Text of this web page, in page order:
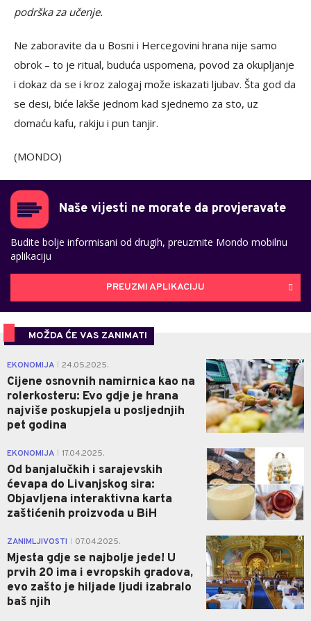
podrška za učenje.
Ne zaboravite da u Bosni i Hercegovini hrana nije samo
obrok – to je ritual, buduća uspomena, povod za okupljanje
i dokaz da se i kroz zalogaj može iskazati ljubav. Šta god da
se desi, biće lakše jednom kad sjednemo za sto, uz
domaću kafu, rakiju i pun tanjir.
(MONDO)
Naše vijesti ne morate da provjeravate
Budite bolje informisani od drugih, preuzmite Mondo mobilnu
aplikaciju
PREUZMI APLIKACIJU
MOŽDA ĆE VAS ZANIMATI
EKONOMIJA 24.05.2025.
Cijene osnovnih namirnica kao na
rolerkosteru: Evo gdje je hrana
najviše poskupjela u posljednjih
pet godina
0
EKONOMIJA 17.04.2025.
Od banjalučkih i sarajevskih
ćevapa do Livanjskog sira:
Objavljena interaktivna karta
zaštićenih proizvoda u BiH
ZANIMLJIVOSTI 07.04.2025.
Mjesta gdje se najbolje jede! U
prvih 20 ima i evropskih gradova,
evo zašto je hiljade ljudi izabralo
baš njih
0